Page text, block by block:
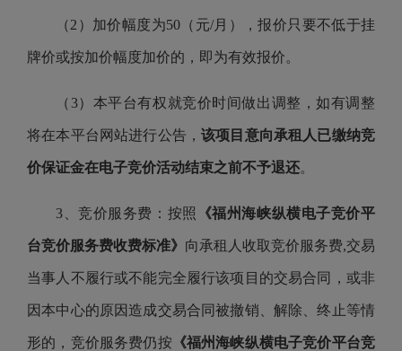
（2）加价幅度为50（元/月），报价只要不低于挂
牌价或按加价幅度加价的，即为有效报价。
（3）本平台有权就竞价时间做出调整，如有调整
将在本平台网站进行公告，该项目意向承租人已缴纳竞
价保证金在电子竞价活动结束之前不予退还。
3、竞价服务费：按照 《福州海峡纵横电子竞价平
台竞价服务费收费标准》 向承租人收取竞价服务费,交易
当事人不履行或不能完全履行该项目的交易合同，或非
因本中心的原因造成交易合同被撤销、解除、终止等情
形的，竞价服务费仍按 《福州海峡纵横电子竞价平台竞